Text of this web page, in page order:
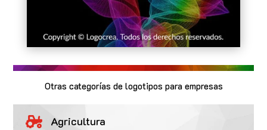
Otras categorías de logotipos para empresas
 Agricultura